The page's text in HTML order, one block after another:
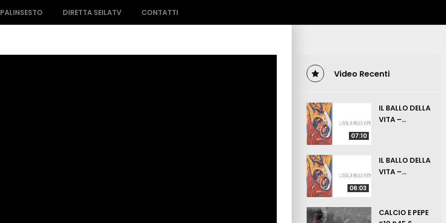
PALINSESTO DIRETTA SEILATV CONTATTI
Video Recenti
07:10
IL BALLO DELLA
VITA –
06:03
IL BALLO DELLA
VITA –
CALCIO E PEPE